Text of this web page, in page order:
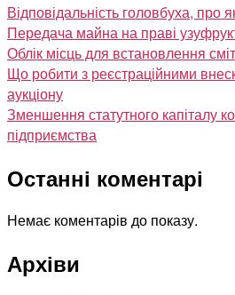
Відповідальність головбуха, про
Передача майна на праві
Облік місць для встановлення
Що робити з реєстраційними
аукціону
Зменшення статутного капіталу
підприємства
Останні коментарі
Немає коментарів до показу.
Архіви